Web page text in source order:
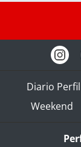
Diario Perfil
Weekend